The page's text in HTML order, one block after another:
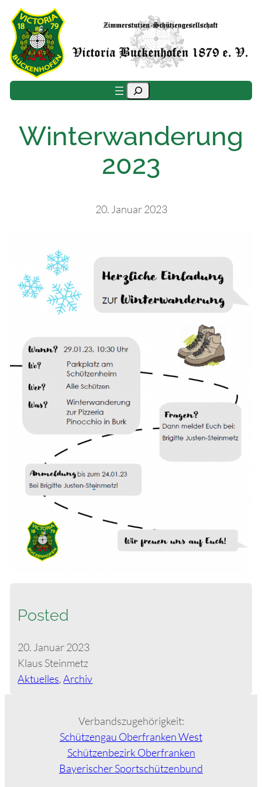
Zum
Inhalt
springen
Suchen
Winterwanderung
2023
20. Januar 2023
Posted
20. Januar 2023
Klaus Steinmetz
Aktuelles, Archiv
Verbandszugehörigkeit:
Schützengau Oberfranken West
Schützenbezirk Oberfranken
Bayerischer Sportschützenbund